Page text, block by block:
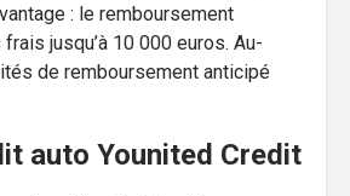
: le remboursement
jusqu’à 10 000 euros. Au-
de remboursement anticipé
auto Younited Credit